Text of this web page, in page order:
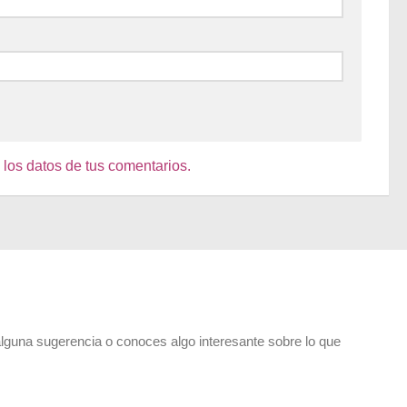
datos de tus comentarios.
sugerencia o conoces algo interesante sobre lo que